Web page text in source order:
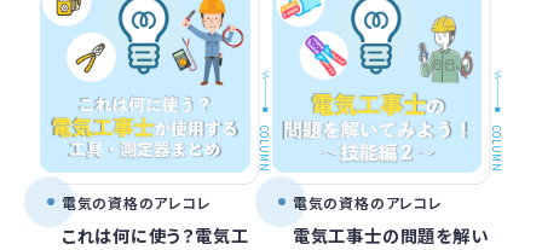
COLUMN
電気の資格のアレコレ
これは何に使う？電気工
COLUMN
電気の資格のアレコレ
電気工事士の問題を解い